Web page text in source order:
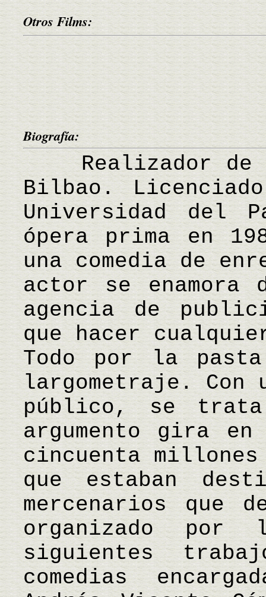
Otros Films:
Biografía:
Realizador de
Bilbao.
Universidad del
ópera prima en
una comedia de
actor se
agencia de
que hacer
Todo por la
largometraje. Con
público, se
argumento gira
cincuenta
que estaban
mercenarios que
organizado
siguientes
comedias